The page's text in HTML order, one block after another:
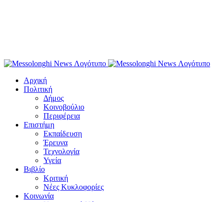
Αρχική
Πολιτική
Δήμος
Κοινοβούλιο
Περιφέρεια
Επιστήμη
Εκπαίδευση
Έρευνα
Τεχνολογία
Υγεία
Βιβλίο
Κριτική
Νέες Κυκλοφορίες
Κοινωνία